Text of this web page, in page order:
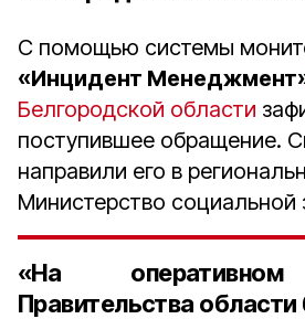
С помощью системы
«Инцидент
Белгородской области
поступившее обращение.
направили его в
Министерство социальной
«На
Правительства